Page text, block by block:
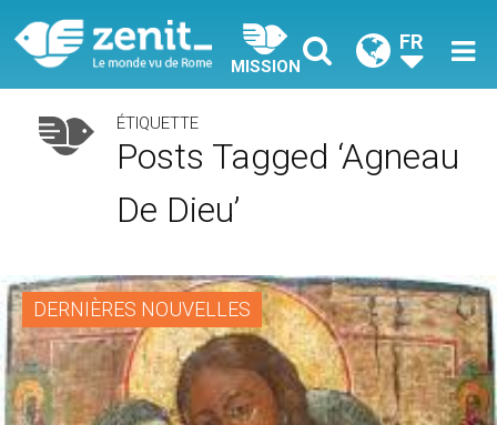
MISSION
FR
ÉTIQUETTE
Posts Tagged ‘Agneau
De Dieu’
DERNIÈRES NOUVELLES